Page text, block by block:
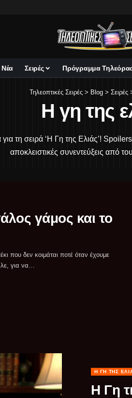
Νέα Σειρές Πρόγραμμα
Τηλεοπτικές Σειρές> Blog> Σειρές
Η γη της
τη σειρά ‘Η Γη της Ελιάς’!
αποκλειστικές συνεντεύξεις από
γάμος και το
για να…
Η ΓΗ ΤΗΣ
Η Γη